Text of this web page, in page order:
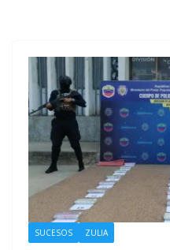
SUCESOS ZULIA